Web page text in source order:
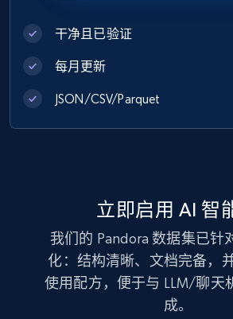
eCommerce
1.1K+ 149+
干净且已验证
每月更新
JSON/CSV/Parquet
立即启用 AI 智
我们的 Pandora 数据集已针
化：结构清晰、文档完备，
使用配方，便于与 LLM/聊天
成。